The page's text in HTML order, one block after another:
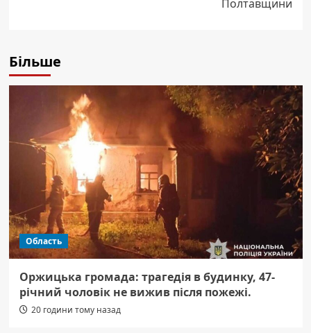
Полтавщини
Більше
Область
Оржицька громада: трагедія в будинку, 47-
річний чоловік не вижив після пожежі.
20 години тому назад